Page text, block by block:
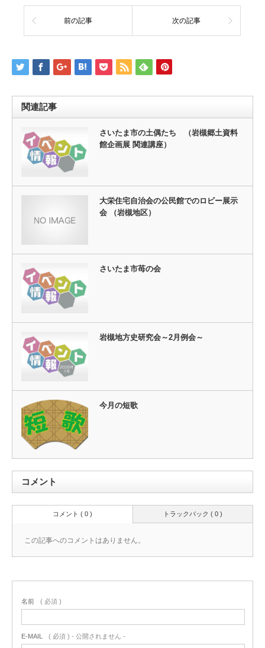
前の記事 次の記事
関連記事
さいたま市の土偶たち （岩槻郷土資料
館企画展 関連講座）
大栄住宅自治会の公民館でのロビー展示
会 （岩槻地区）
さいたま市苺の会
岩槻地方史研究会～2月例会～
今月の短歌
コメント
トラックバック ( 0 )
コメント ( 0 )
この記事へのコメントはありません。
名前 ( 必須 )
E-MAIL ( 必須 ) - 公開されません -